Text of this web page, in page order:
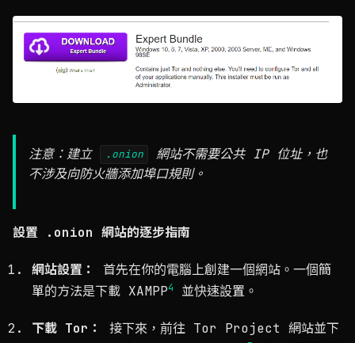
注意：建立 .onion
網站不需要公共 IP 位址，也
不涉及向防火牆添加埠口規則。
設置 .onion 網站的逐步指南
網站設置：
首先在你的電腦上創建一個網站。一個簡
單的方法是下載 XAMPP4 並快速設置。
下載 Tor：
接下來，前往 Tor Project 網站並下